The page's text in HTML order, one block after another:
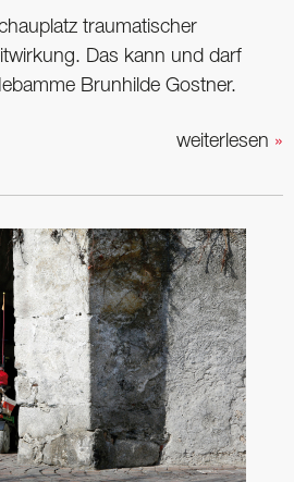
traumatischer
Das kann und darf
Brunhilde Gostner.
weiterlesen »